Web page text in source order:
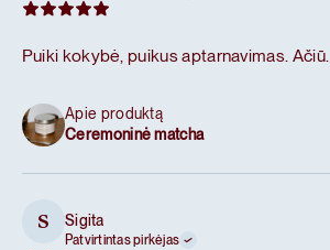
Puiki kokybė, puikus aptarnavimas. Ačiū.
Apie produktą
Ceremoninė matcha
S Sigita
Patvirtintas pirkėjas